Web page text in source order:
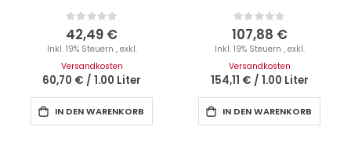
Rating:
0%
42,49 €
Inkl. 19% Steuern , exkl.
Versandkosten
60,70 € / 1.00 Liter
IN DEN WARENKORB
Rating:
0%
107,88 €
Inkl. 19% Steuern , exkl.
Versandkosten
154,11 € / 1.00 Liter
IN DEN WARENKORB